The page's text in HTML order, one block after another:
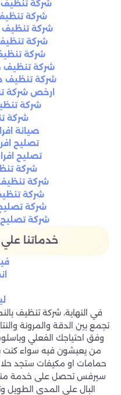
شركة تنظيف
شركة
شركة تنظيف
شركة
شركة
شركة تنظيف
شركة تنظيف
ارخص شركة
شركة
شركة
صيانة
تصليح
تصليح
شركة
شركة
شركة
شركة
شركة تصليح
خدماتنا
في النهاية، شركة تنظيف
تجمع بين الدقة والمرونة
وفق احتياجك الفعلي
من يعيشون فيه سواء كنت
حمامات او مكيفات ستجد
سيرفس تحصل على خدمة
البال على المدى الطويل